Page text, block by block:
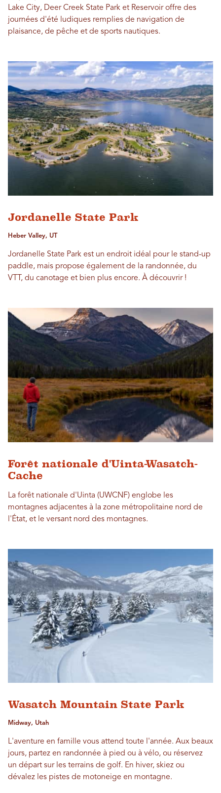
Lake City, Deer Creek State Park et Reservoir offre des
journées d'été ludiques remplies de navigation de
plaisance, de pêche et de sports nautiques.
Jordanelle State Park
Heber Valley, UT
Jordanelle State Park est un endroit idéal pour le stand-up
paddle, mais propose également de la randonnée, du
VTT, du canotage et bien plus encore. À découvrir !
Forêt nationale d'Uinta-Wasatch-
Cache
La forêt nationale d'Uinta (UWCNF) englobe les
montagnes adjacentes à la zone métropolitaine nord de
l'État, et le versant nord des montagnes.
Wasatch Mountain State Park
Midway, Utah
L'aventure en famille vous attend toute l'année. Aux beaux
jours, partez en randonnée à pied ou à vélo, ou réservez
un départ sur les terrains de golf. En hiver, skiez ou
dévalez les pistes de motoneige en montagne.